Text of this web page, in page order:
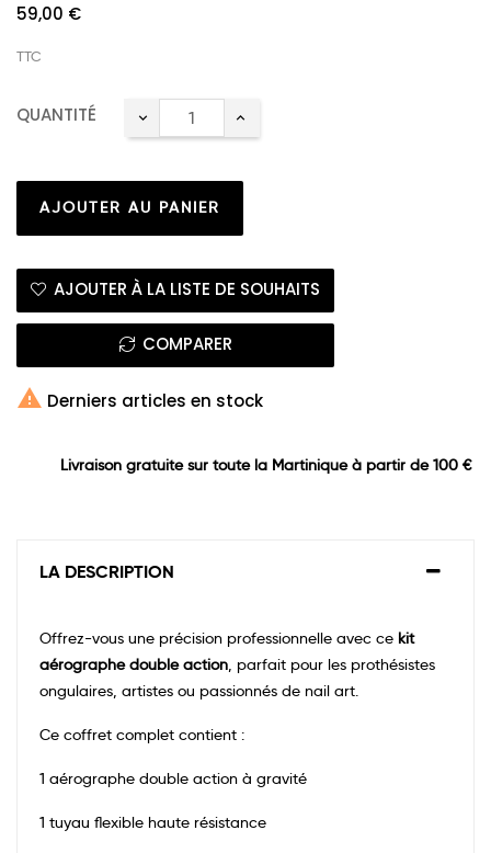
59,00 €
TTC
QUANTITÉ
AJOUTER AU PANIER
AJOUTER À LA LISTE DE SOUHAITS
COMPARER
 Derniers articles en stock
Livraison gratuite sur toute la Martinique à partir de 100 €
LA DESCRIPTION
Offrez-vous une précision professionnelle avec ce kit
aérographe double action, parfait pour les prothésistes
ongulaires, artistes ou passionnés de nail art.
Ce coffret complet contient :
1 aérographe double action à gravité
1 tuyau flexible haute résistance